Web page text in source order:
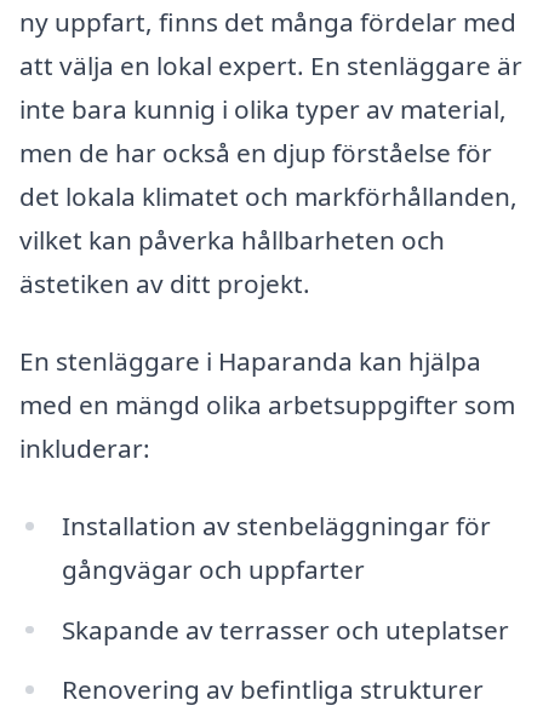
ny uppfart, finns det många fördelar med
att välja en lokal expert. En stenläggare är
inte bara kunnig i olika typer av material,
men de har också en djup förståelse för
det lokala klimatet och markförhållanden,
vilket kan påverka hållbarheten och
ästetiken av ditt projekt.
En stenläggare i Haparanda kan hjälpa
med en mängd olika arbetsuppgifter som
inkluderar:
Installation av stenbeläggningar för
gångvägar och uppfarter
Skapande av terrasser och uteplatser
Renovering av befintliga strukturer